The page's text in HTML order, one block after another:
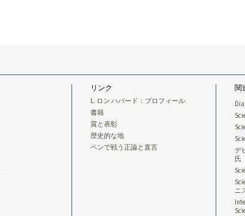
リンク
L. ロン ハバード：プロフィール
書籍
賞と表彰
歴史的な地
ペンで戦う正論と直言
関
デ
氏
ニ